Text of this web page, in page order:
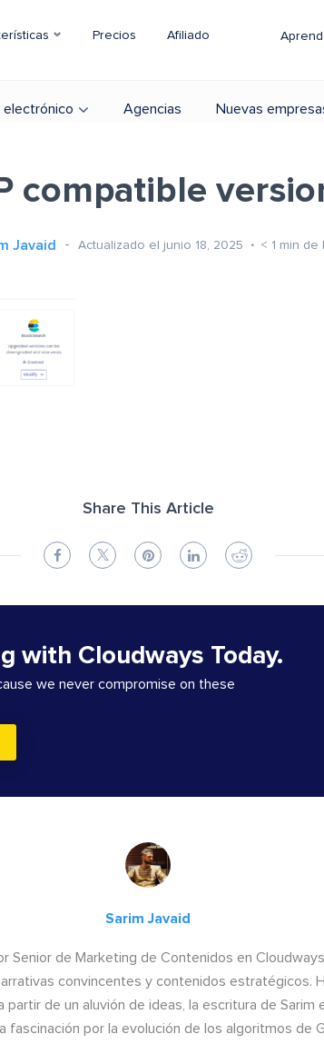
Precios Afiliado
electrónico Agencias Nuevas
compatible
Javaid Actualizado el junio 18, 2025 < 1 min de
Share This Article
with Cloudways Today.
we never compromise on these
Sarim Javaid
Senior de Marketing de Contenidos en
convincentes y contenidos estratégicos.
de un aluvión de ideas, la escritura de Sarim
fascinación por la evolución de los algoritmos de